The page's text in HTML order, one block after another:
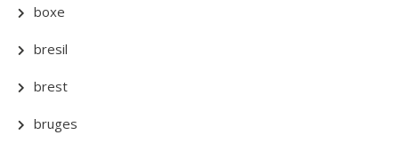
boxe
bresil
brest
bruges